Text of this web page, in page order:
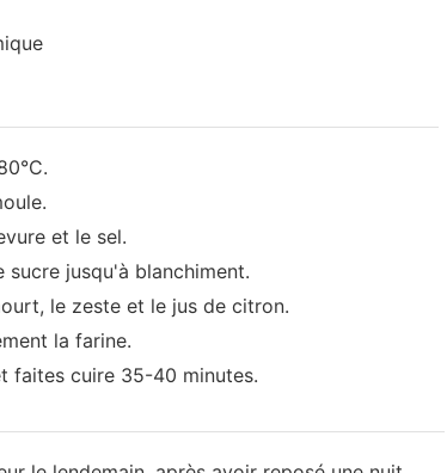
et le sel.
jusqu'à blanchiment.
le zeste et le jus de citron.
la farine.
faites cuire 35-40 minutes.